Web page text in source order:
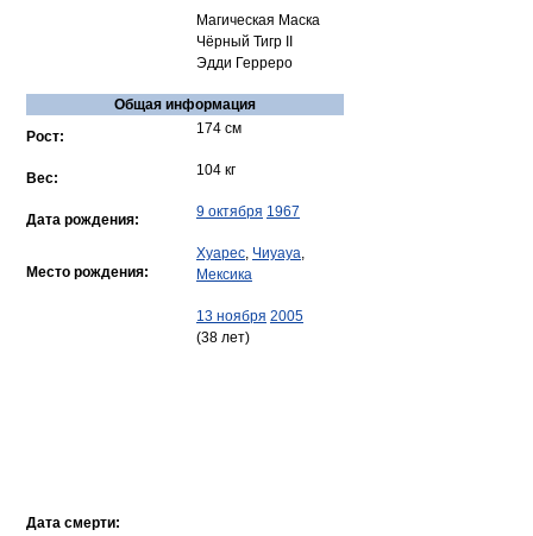
Магическая Маска
Чёрный Тигр II
Эдди Герреро
Общая информация
Рост:
174 см
Вес: 104 кг
Дата рождения: 9 октября 1967
Место рождения:
Хуарес, Чиуауа,
Мексика
Дата смерти:
13 ноября 2005
(38 лет)